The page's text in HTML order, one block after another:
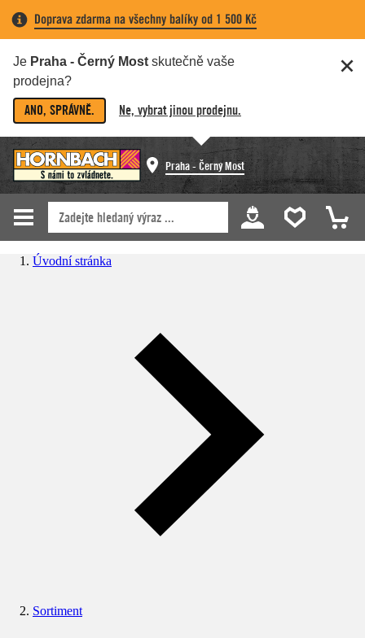
Doprava zdarma na všechny balíky od 1 500 Kč
Je Praha - Černý Most skutečně vaše
prodejna?
ANO, SPRÁVNĚ. Ne, vybrat jinou prodejnu.
Praha - Černý Most
Úvodní stránka
Sortiment